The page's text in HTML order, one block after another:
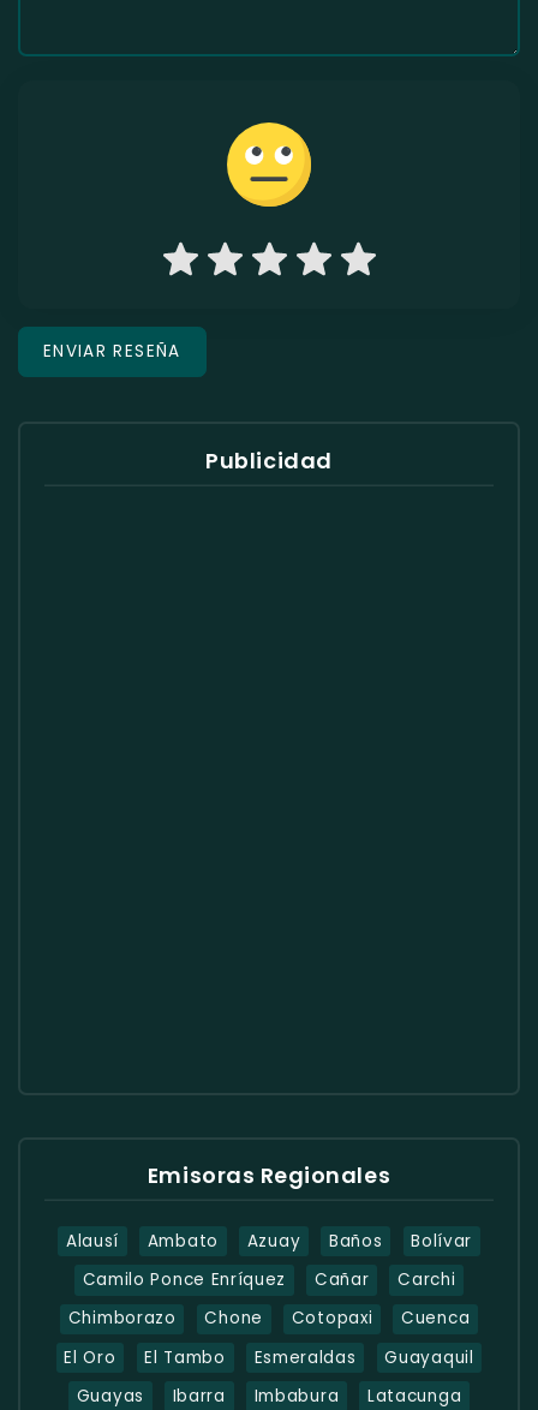
Publicidad
Emisoras Regionales
Alausí Ambato Azuay Baños
Bolívar
Camilo Ponce Enríquez
Cañar
Carchi
Chimborazo
Chone Cotopaxi
Cuenca
El Oro
El Tambo Esmeraldas
Guayaquil
Guayas
Ibarra Imbabura Latacunga